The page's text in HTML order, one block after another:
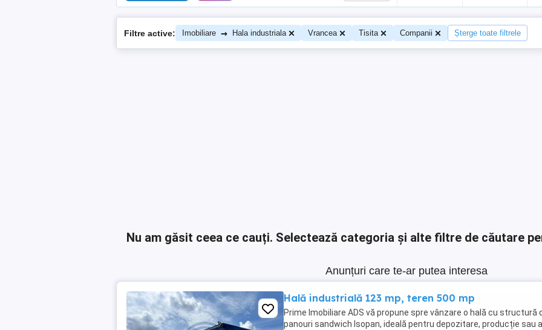
Filtre active: Imobiliare → Hala industriala Vrancea Tisita Companii Șterge toate filtrele
Nu am găsit ceea ce cauți. Selectează categoria și alte filtre de căutare
Anunțuri care te-ar putea interesa
Hală industrială 123 mp, teren 500 mp
Prime Imobiliare ADS vă propune spre vânzare o hală cu structură
panouri sandwich Isopan, ideală pentru depozitare, producție sau